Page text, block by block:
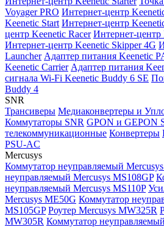
Voyager PRO Интернет-центр
Keenetic Start Интернет-центр
центр Keenetic Racer Интернет-центр
Интернет-центр Keenetic Skipper 4G
Launcher Адаптер питания Keenetic
Keenetic Carrier Адаптер питания
сигнала Wi-Fi Keenetic Buddy 6 SE
Buddy 4
SNR
Трансиверы Медиаконвертеры и
Коммутаторы SNR GPON и GEPON
телекоммуникационные Конвертеры
PSU-AC
Mercusys
Коммутатор неуправляемый
неуправляемый Mercusys MS108GP
неуправляемый Mercusys MS110P
Mercusys ME50G Коммутатор
MS105GP Роутер Mercusys MW325R
MW305R Коммутатор